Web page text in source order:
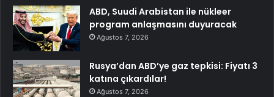
ABD, Suudi Arabistan ile nükleer
program anlaşmasını duyuracak
Ağustos 7, 2026
Rusya’dan ABD’ye gaz tepkisi: Fiyatı 3
katına çıkardılar!
Ağustos 7, 2026